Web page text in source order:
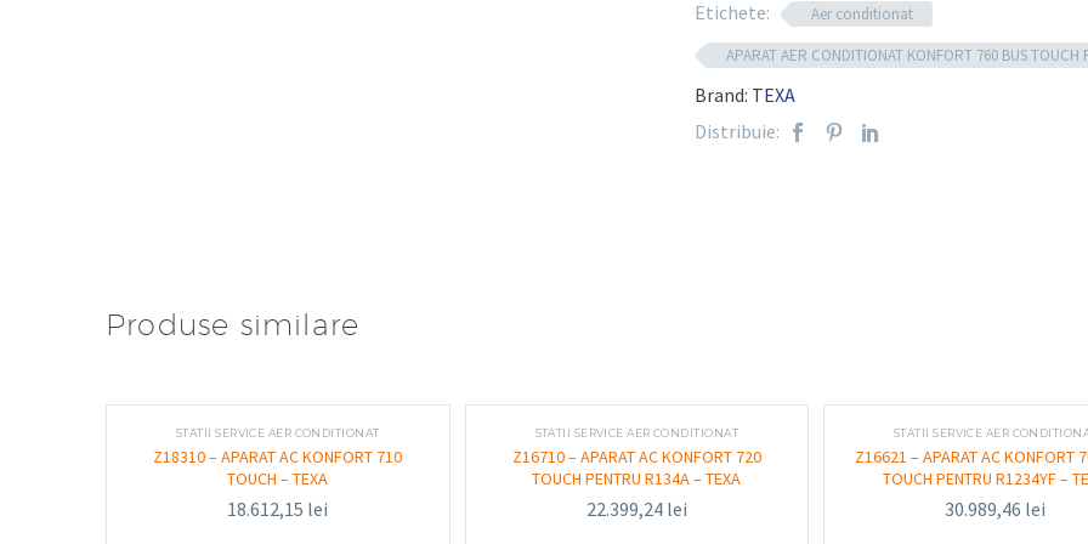
Capacitate rezervor agent frigorific:
Funcționalitate și
Aparatul 760 BUS Touch este conceput
caracteristice sistemelor AC din autobuze și
service: recuperare, reciclare, vidare,
Etichete:
Aer conditionat
APARAT AER CONDITIONAT KONFORT 760 BUS
Brand: TEXA
Distribuie:
Produse similare
STATII SERVICE AER CONDITIONAT
Z18310 – APARAT AC KONFORT 710
TOUCH – TEXA
18.612,15 lei
STATII SERVICE AER CONDITIONAT
Z16710 – APARAT AC KONFORT 720
TOUCH PENTRU R134A – TEXA
22.399,24 lei
STATII SERVICE AER
Z16621 – APARAT AC KONFORT
TOUCH PENTRU R1234YF –
30.989,46 lei